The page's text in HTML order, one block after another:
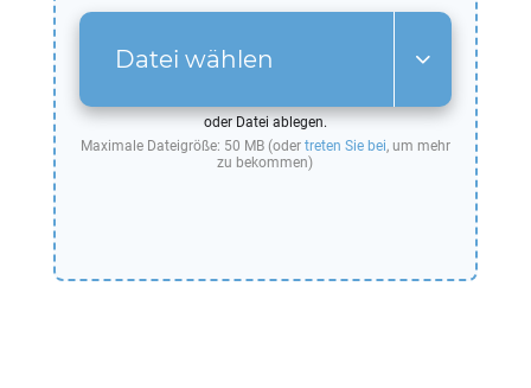
Datei wählen
oder Datei ablegen.
Maximale Dateigröße: 50 MB (oder treten Sie bei, um mehr
zu bekommen)